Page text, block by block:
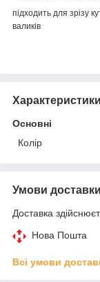
підходить для зрізу
валиків
Характеристики
Основні
Колір
Умови доставки
Доставка
Нова Пошта
Всі умови